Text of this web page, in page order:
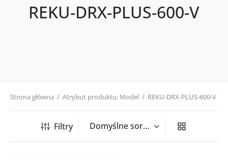
REKU-DRX-PLUS-600-V
Strona główna / Atrybut produktu: Model / REKU-DRX-PLUS-600-V
Filtry